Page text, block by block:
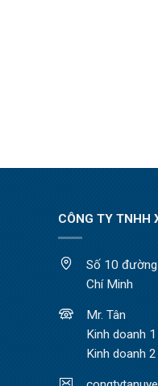
CÔNG TY TNHH
Số 10
Chí Minh
Mr. Tân :
Kinh doanh
Kinh doanh